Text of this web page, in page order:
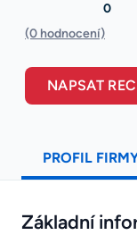
0
(0 hodnocení)
NAPSAT
PROFIL
Základní